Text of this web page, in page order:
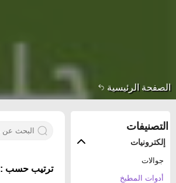
الصفحة الرئيسية
التصنيفات
إلكترونيات
جوالات
أدوات المطبخ
ترتيب حسب :